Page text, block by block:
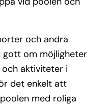
och andra
om möjligheter
aktiviteter i
det enkelt att
med roliga